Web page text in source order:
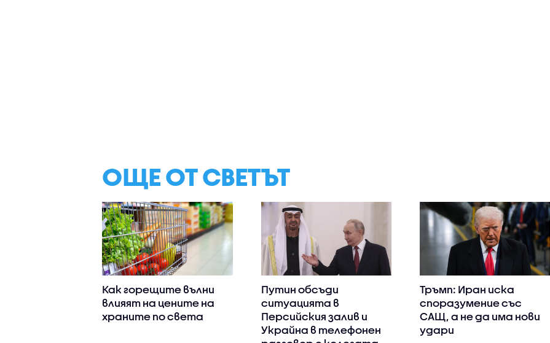
ОЩЕ ОТ СВЕТЪТ
Как горещите вълни
влияят на цените на
храните по света
Путин обсъди
ситуацията в
Персийския залив и
Украйна в телефонен
Тръмп: Иран иска
споразумение със
САЩ, а не да има нови
удари